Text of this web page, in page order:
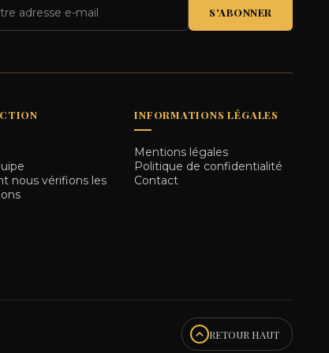
S'ABONNER
nous vérifions les
INFORMATIONS LÉGALES
Mentions légales
Politique de confidentialité
Contact
RETOUR HAUT